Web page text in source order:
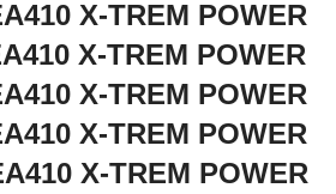
X-TREM POWER
X-TREM POWER
X-TREM POWER
X-TREM POWER
X-TREM POWER